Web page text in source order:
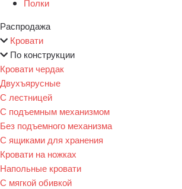
Полки
Распродажа
Кровати
По конструкции
Кровати чердак
Двухъярусные
С лестницей
С подъемным механизмом
Без подъемного механизма
С ящиками для хранения
Кровати на ножках
Напольные кровати
С мягкой обивкой